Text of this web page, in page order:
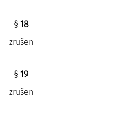
§ 18
zrušen
§ 19
zrušen